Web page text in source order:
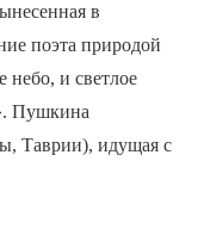
в
поэта природой
небо, и светлое
Пушкина
Таврии), идущая с